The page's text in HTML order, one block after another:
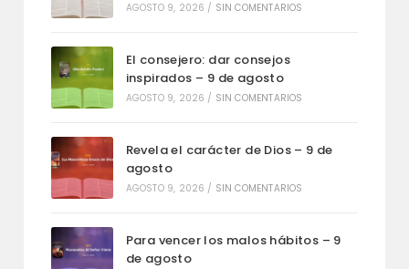
AGOSTO 9, 2026 / SIN COMENTARIOS
El consejero: dar consejos
inspirados – 9 de agosto
AGOSTO 9, 2026 / SIN COMENTARIOS
Revela el carácter de Dios – 9 de
agosto
AGOSTO 9, 2026 / SIN COMENTARIOS
Para vencer los malos hábitos – 9
de agosto